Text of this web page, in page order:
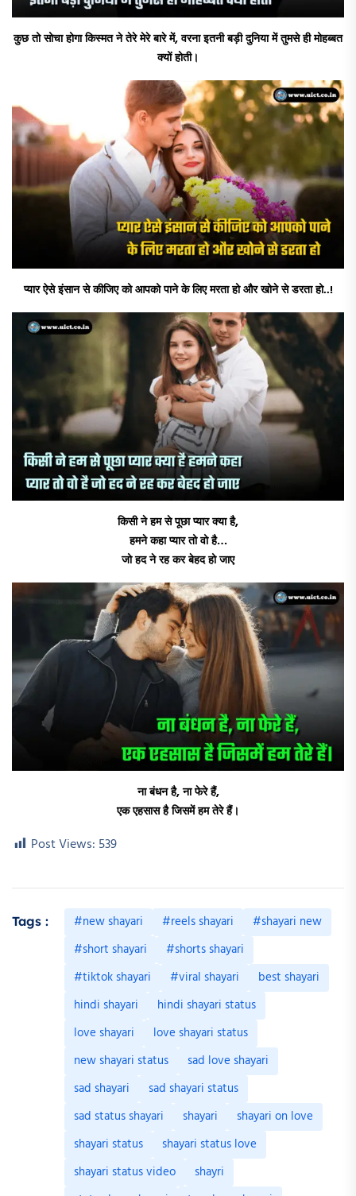
कुछ तो सोचा होगा किस्मत ने तेरे मेरे बारे में, वरना इतनी बड़ी दुनिया में तुमसे ही मोहब्बत
क्यों होती।
प्यार ऐसे इंसान से कीजिए को आपको पाने के लिए मरता हो और खोने से डरता हो..!
किसी ने हम से पूछा प्यार क्या है,
हमने कहा प्यार तो वो है…
जो हद ने रह कर बेहद हो जाए
ना बंधन है, ना फेरे हैं,
एक एहसास है जिसमें हम तेरे हैं।
Post Views: 539
Tags : #new shayari #reels shayari
#shayari new
#short shayari
#shorts shayari
#tiktok shayari
#viral shayari
best shayari
hindi shayari
hindi shayari status
love shayari
love shayari status
new shayari status
sad love shayari
sad shayari
sad shayari status
sad status shayari
shayari
shayari on love
shayari status
shayari status love
shayari status video
shayri